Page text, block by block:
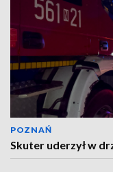
POZNAŃ
Skuter uderzył w